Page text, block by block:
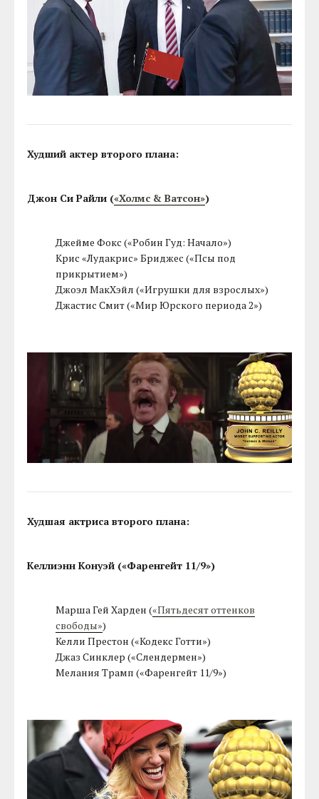
Худший актер второго плана:
Джон Си Райли («Холмс & Ватсон»)
Джейме Фокс («Робин Гуд: Начало»)
Крис «Лудакрис» Бриджес («Псы под
прикрытием»)
Джоэл МакХэйл («Игрушки для взрослых»)
Джастис Смит («Мир Юрского периода 2»)
Худшая актриса второго плана:
Келлиэнн Конуэй («Фаренгейт 11/9»)
Марша Гей Харден («Пятьдесят оттенков
свободы»)
Келли Престон («Кодекс Готти»)
Джаз Синклер («Слендермен»)
Мелания Трамп («Фаренгейт 11/9»)